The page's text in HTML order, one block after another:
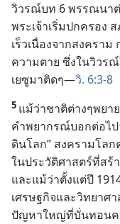
วิวรณ์บท 6 พรรณนา
พระเจ้าเริ่มปกครอง
เร็วเนื่องจากสงคราม
ความตาย ซึ่งในวิวรณ์
เยซูมาติดๆ—วิ. 6:3-8
5 แม้ว่าชาติต่างๆพยา
คำพยากรณ์บอกต่อไป
ดินโลก” สงครามโลก
ในประวัติศาสตร์ที่สร้
และแม้ว่าตั้งแต่ปี
เศรษฐกิจและวิทยาศ
ปัญหาใหญ่ที่บั่นทอน